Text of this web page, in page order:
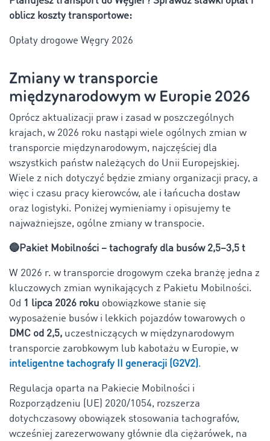
oblicz koszty transportowe:
Opłaty drogowe Węgry 2026
Zmiany w transporcie
międzynarodowym w Europie 2026
Oprócz aktualizacji praw i zasad w poszczególnych
krajach, w 2026 roku nastąpi wiele ogólnych zmian w
transporcie międzynarodowym, najczęściej dla
wszystkich państw należących do Unii Europejskiej.
Wiele z nich dotyczyć będzie zmiany organizacji pracy, a
więc i czasu pracy kierowców, ale i łańcucha dostaw
oraz logistyki. Poniżej wymieniamy i opisujemy te
najważniejsze, ogólne zmiany w transpocie.
🔵Pakiet Mobilności – tachografy dla busów 2,5–3,5 t
W 2026 r. w transporcie drogowym czeka branżę jedna z
kluczowych zmian wynikających z Pakietu Mobilności.
Od 1 lipca 2026 roku obowiązkowe stanie się
wyposażenie busów i lekkich pojazdów towarowych o
DMC od 2,5, uczestniczących w międzynarodowym
transporcie zarobkowym lub kabotażu w Europie, w
inteligentne tachografy II generacji (G2V2).
Regulacja oparta na Pakiecie Mobilności i
Rozporządzeniu (UE) 2020/1054, rozszerza
dotychczasowy obowiązek stosowania tachografów,
wcześniej zarezerwowany głównie dla ciężarówek, na